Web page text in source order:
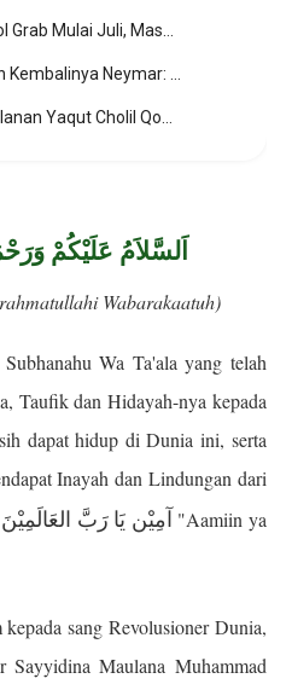
اَلسَّلاَمُ عَلَيْكُمْ
Wabarakaatuh)
Wa Ta'ala yang telah
Taufik dan Hidayah-nya kepada
dapat hidup di Dunia ini, serta
Inayah dan Lindungan dari
آمِيْن يَا رَبَّ العَالَمِيْنَ "Aamiin ya
sang Revolusioner Dunia,
Maulana Muhammad